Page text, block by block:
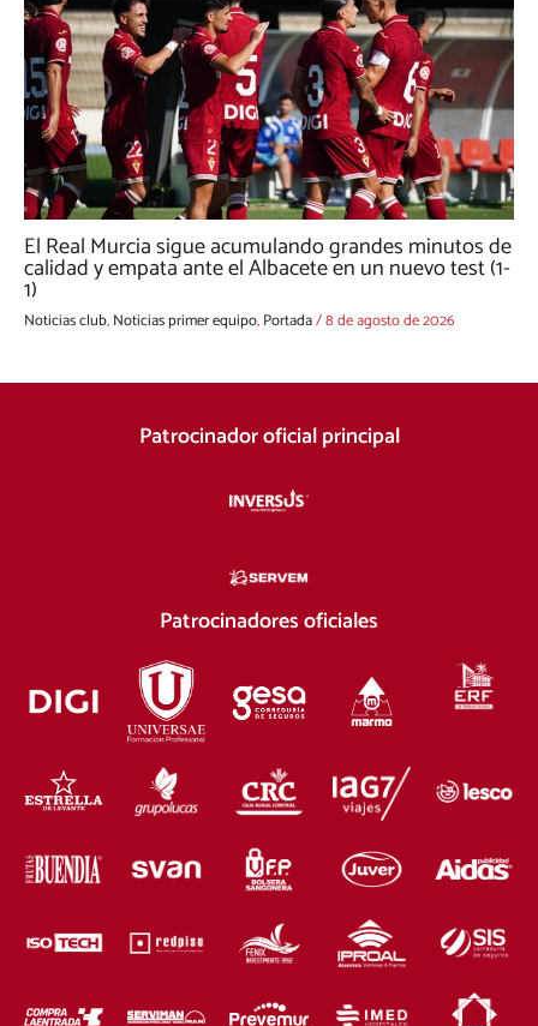
El Real Murcia sigue acumulando grandes minutos de
calidad y empata ante el Albacete en un nuevo test (1-
1)
Noticias club,Noticias primer equipo,Portada/8 de agosto de 2026
Patrocinador oficial principal
Patrocinadores oficiales